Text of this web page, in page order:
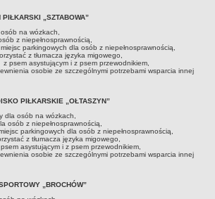
„SZTABOWA”
na wózkach,
z niepełnosprawnością,
parkingowych dla osób z niepełnosprawnością,
z tłumacza języka migowego,
psem asystującym i z psem przewodnikiem,
osobie ze szczególnymi potrzebami wsparcia innej
PIŁKARSKIE „OŁTASZYN”
dla osób na wózkach,
osób z niepełnosprawnością,
parkingowych dla osób z niepełnosprawnością,
z tłumacza języka migowego,
asystującym i z psem przewodnikiem,
osobie ze szczególnymi potrzebami wsparcia innej
„BROCHÓW”